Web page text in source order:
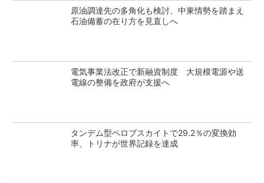
原油調達先の多角化も検討、中東情勢を踏まえ
石油備蓄の在り方を見直しへ
電気事業法改正で新融資制度 大規模電源や送
電線の整備を政府が支援へ
タンデム型ペロブスカイトで29.2％の変換効
率、トリナが世界記録を達成